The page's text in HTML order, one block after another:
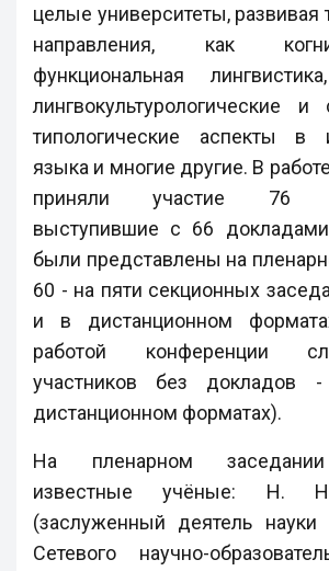
целые университеты, развивая
направления, как
функциональная
лингвокультурологические и
типологические аспекты в
языка и многие другие. В
приняли участие 76
выступившие с 66
были представлены на
60 - на пяти секционных
и в дистанционном
работой конференции
участников без
дистанционном форматах).
На пленарном
известные учёные: Н.
(заслуженный деятель
Сетевого научно-